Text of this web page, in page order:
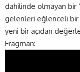
dahilinde olmayan bir
gelenleri eğlenceli bir
yeni bir açıdan
Fragman: